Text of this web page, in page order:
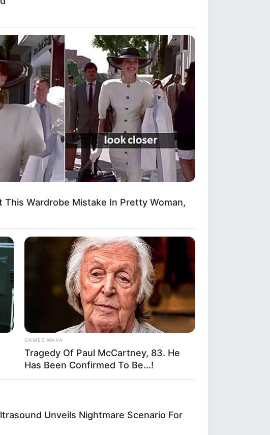
This Wardrobe Mistake In Pretty Woman,
GAMES WAKA
Tragedy Of Paul McCartney, 83. He
Has Been Confirmed To Be...!
Unveils Nightmare Scenario For
BUZZDAY
Get Ready To Be Amazed: The Best
Saves In Women's Volleyball